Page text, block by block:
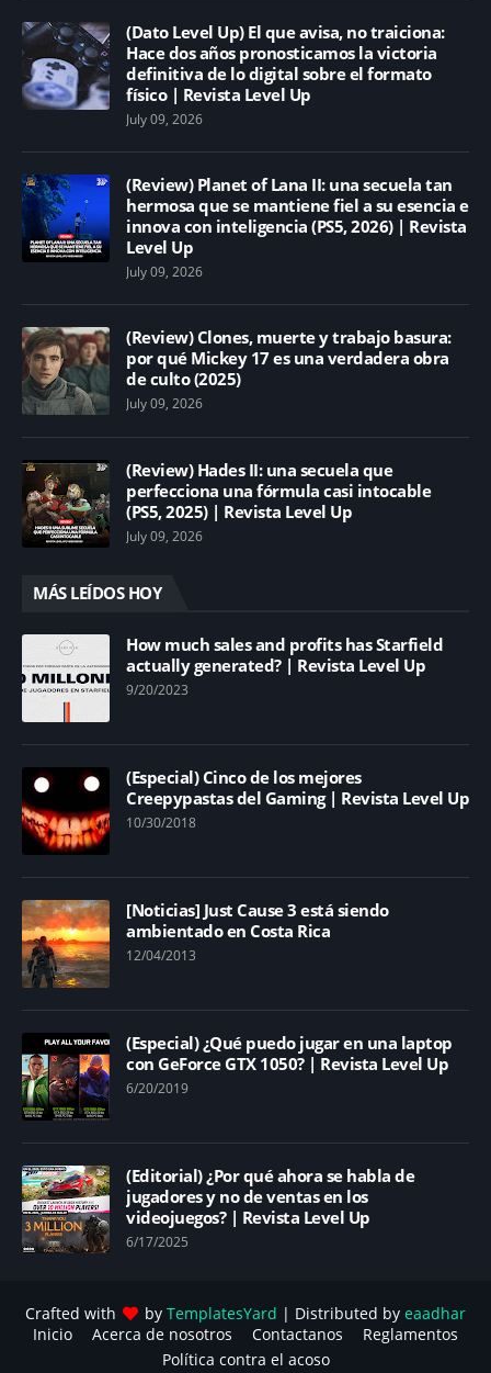
(Dato Level Up) El que avisa, no traiciona:
Hace dos años pronosticamos la victoria
definitiva de lo digital sobre el formato
físico | Revista Level Up
July 09, 2026
(Review) Planet of Lana II: una secuela tan
hermosa que se mantiene fiel a su esencia e
innova con inteligencia (PS5, 2026) | Revista
Level Up
July 09, 2026
(Review) Clones, muerte y trabajo basura:
por qué Mickey 17 es una verdadera obra
de culto (2025)
July 09, 2026
(Review) Hades II: una secuela que
perfecciona una fórmula casi intocable
(PS5, 2025) | Revista Level Up
July 09, 2026
MÁS LEÍDOS HOY
How much sales and profits has Starfield
actually generated? | Revista Level Up
9/20/2023
(Especial) Cinco de los mejores
Creepypastas del Gaming | Revista Level Up
10/30/2018
[Noticias] Just Cause 3 está siendo
ambientado en Costa Rica
12/04/2013
(Especial) ¿Qué puedo jugar en una laptop
con GeForce GTX 1050? | Revista Level Up
6/20/2019
(Editorial) ¿Por qué ahora se habla de
jugadores y no de ventas en los
videojuegos? | Revista Level Up
6/17/2025
Crafted with by TemplatesYard | Distributed by eaadhar
Inicio
Acerca de nosotros Contactanos
Reglamentos
Política contra el acoso